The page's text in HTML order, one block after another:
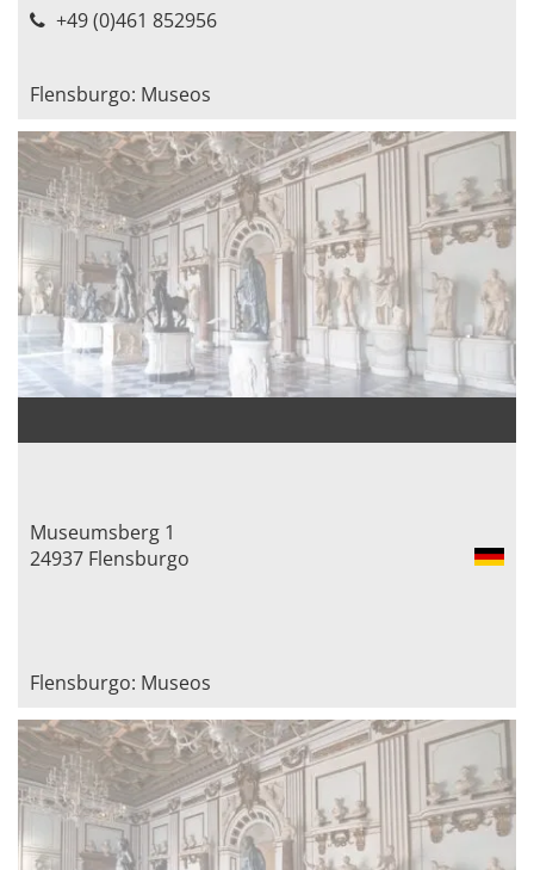
+49 (0)461 852956
Flensburgo: Museos
Museumsberg 1
24937 Flensburgo
Flensburgo: Museos